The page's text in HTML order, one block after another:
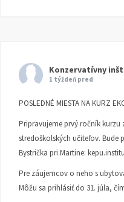
Konzervatívny
1 týždeň pred
POSLEDNÉ MIESTA NA KURZ
Pripravujeme prvý ročník
stredoškolských učiteľov. Bude
Bystrička pri Martine:
Pre záujemcov o neho s
Môžu sa prihlásiť do 31. júla,